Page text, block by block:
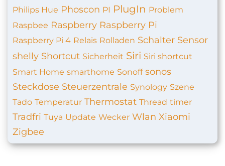
Philips Hue Phoscon PI PlugIn Problem
Raspbee Raspberry Raspberry Pi
Raspberry Pi 4 Relais Rolladen Schalter Sensor
shelly Shortcut Sicherheit Siri Siri shortcut
Smart Home smarthome Sonoff sonos
Steckdose Steuerzentrale Synology Szene
Tado Temperatur Thermostat Thread timer
Tradfri Tuya Update Wecker Wlan Xiaomi
Zigbee